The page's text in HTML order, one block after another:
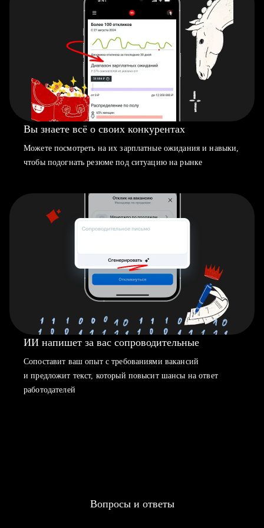
Вы знаете всё о своих конкурентах
Можете посмотреть на их зарплатные ожидания и навыки,
чтобы подогнать резюме под ситуацию на рынке
ИИ напишет за вас сопроводительные
Сопоставит ваш опыт с требованиями вакансий
и предложит текст, который повысит шансы на ответ
работодателей
Вопросы и ответы